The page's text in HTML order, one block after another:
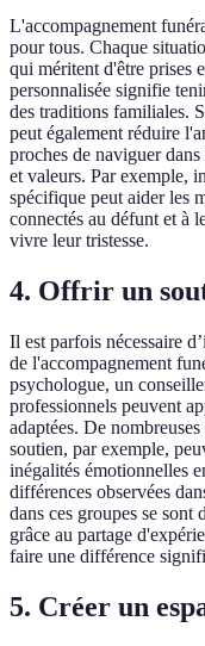
L'accompagnement
pour tous. Chaque
qui méritent d'être prises
personnalisée signifie
des traditions familiales.
peut également réduire
proches de naviguer
et valeurs. Par exemple,
spécifique peut aider les
connectés au défunt et à
vivre leur tristesse.
4. Offrir un
Il est parfois nécessaire
de l'accompagnement
psychologue, un
professionnels peuvent
adaptées. De
soutien, par exemple,
inégalités émotionnelles
différences observées
dans ces groupes se sont
grâce au partage
faire une différence
5. Créer un